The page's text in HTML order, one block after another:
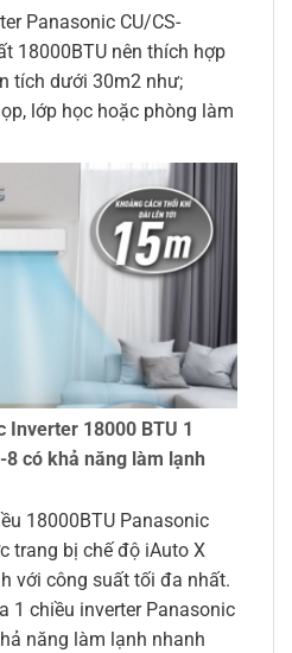
Panasonic CU/CS-
18000BTU nên thích hợp
tích dưới 30m2 như;
lớp học hoặc phòng làm
Inverter 18000 BTU 1
8 có khả năng làm lạnh
18000BTU Panasonic
trang bị chế độ iAuto X
với công suất tối đa nhất.
1 chiều inverter Panasonic
năng làm lạnh nhanh